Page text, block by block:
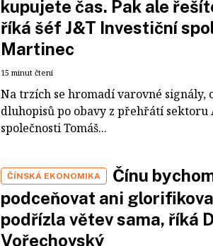
kupujete čas. Pak ale
říká šéf J&T Investiční
Martinec
15 minut čtení
Na trzích se hromadí varovné signály,
dluhopisů po obavy z přehřátí sektoru
společnosti Tomáš...
ČÍNSKÁ EKONOMIKA
Čínu
podceňovat ani
podřízla větev sama, říká
Vořechovský